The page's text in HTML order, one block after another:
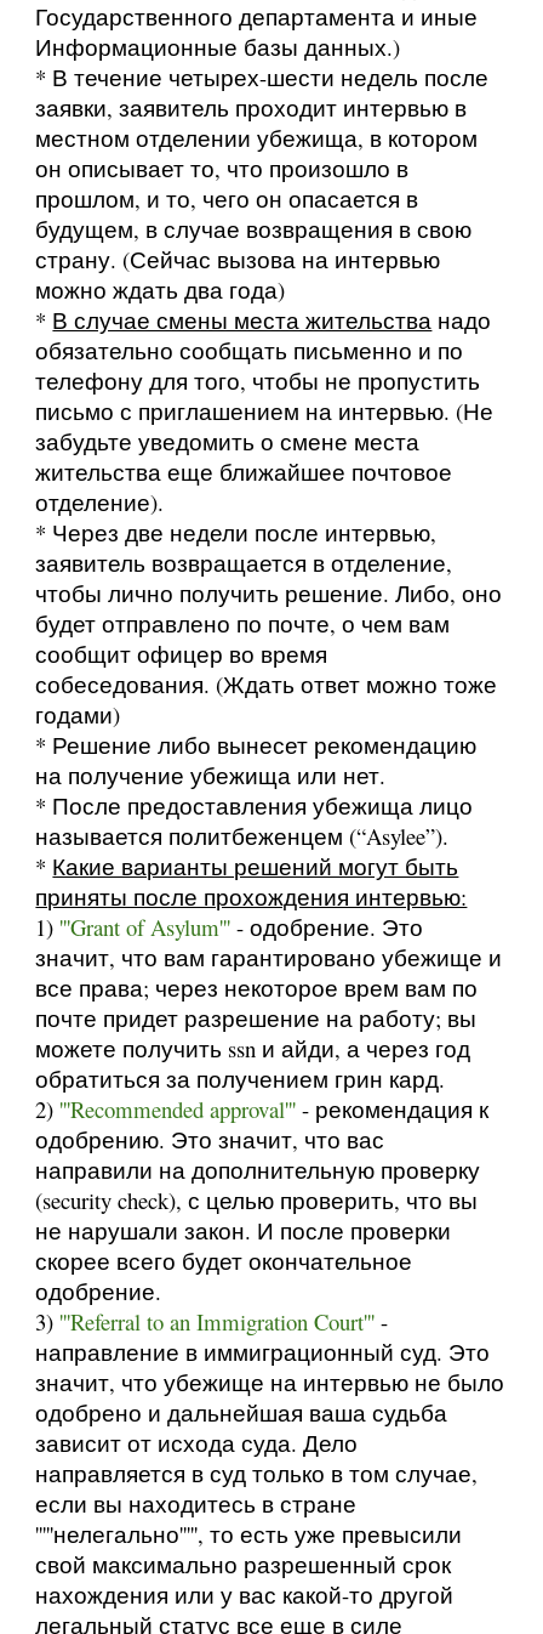
Государственного департамента и иные
Информационные базы данных.)
* В течение четырех-шести недель после
заявки, заявитель проходит интервью в
местном отделении убежища, в котором
он описывает то, что произошло в
прошлом, и то, чего он опасается в
будущем, в случае возвращения в свою
страну. (Сейчас вызова на интервью
можно ждать два года)
* В случае смены места жительства надо
обязательно сообщать письменно и по
телефону для того, чтобы не пропустить
письмо с приглашением на интервью. (Не
забудьте уведомить о смене места
жительства еще ближайшее почтовое
отделение).
* Через две недели после интервью,
заявитель возвращается в отделение,
чтобы лично получить решение. Либо, оно
будет отправлено по почте, о чем вам
сообщит офицер во время
собеседования. (Ждать ответ можно тоже
годами)
* Решение либо вынесет рекомендацию
на получение убежища или нет.
* После предоставления убежища лицо
называется политбеженцем (“Asylee”).
* Какие варианты решений могут быть
приняты после прохождения интервью:
1) '''Grant of Asylum''' - одобрение. Это
значит, что вам гарантировано убежище и
все права; через некоторое врем вам по
почте придет разрешение на работу; вы
можете получить ssn и айди, а через год
обратиться за получением грин кард.
2) '''Recommended approval''' - рекомендация к
одобрению. Это значит, что вас
направили на дополнительную проверку
(security check), с целью проверить, что вы
не нарушали закон. И после проверки
скорее всего будет окончательное
одобрение.
3) '''Referral to an Immigration Court''' -
направление в иммиграционный суд. Это
значит, что убежище на интервью не было
одобрено и дальнейшая ваша судьба
зависит от исхода суда. Дело
направляется в суд только в том случае,
если вы находитесь в стране
'''''нелегально''''', то есть уже превысили
свой максимально разрешенный срок
нахождения или у вас какой-то другой
легальный статус все еще в силе